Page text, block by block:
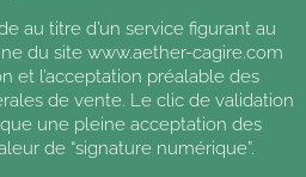
au titre d’un service figurant au
du site www.aether-cagire.com
et l’acceptation préalable des
de vente. Le clic de validation
une pleine acceptation des
de “signature numérique”.